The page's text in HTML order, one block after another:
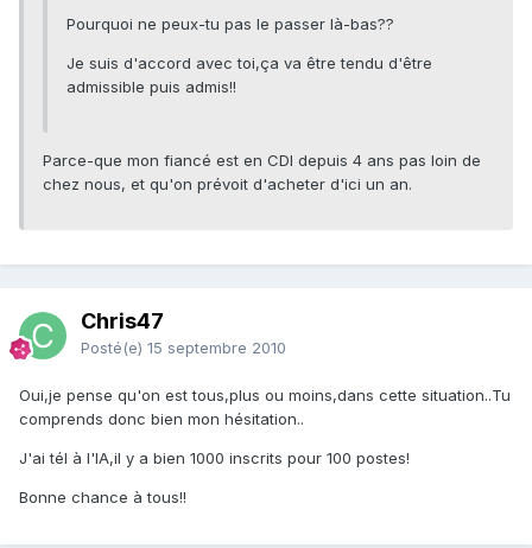
Pourquoi ne peux-tu pas le passer là-bas??
Je suis d'accord avec toi,ça va être tendu d'être
admissible puis admis!!
Parce-que mon fiancé est en CDI depuis 4 ans pas loin de
chez nous, et qu'on prévoit d'acheter d'ici un an.
Chris47
Posté(e) 15 septembre 2010
Oui,je pense qu'on est tous,plus ou moins,dans cette situation..Tu
comprends donc bien mon hésitation..
J'ai tél à l'IA,il y a bien 1000 inscrits pour 100 postes!
Bonne chance à tous!!